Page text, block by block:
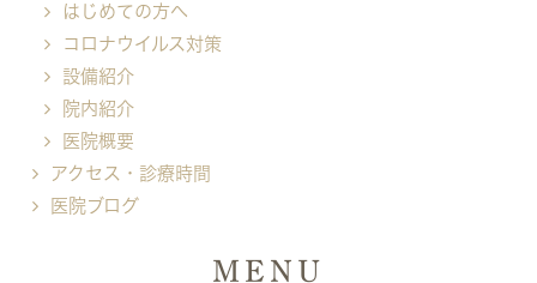
はじめての方へ
コロナウイルス対策
設備紹介
院内紹介
医院概要
アクセス・診療時間
医院ブログ
MENU